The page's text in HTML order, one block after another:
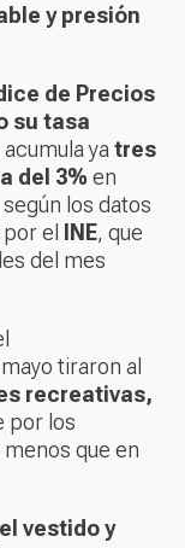
y presión
de Precios
su tasa
acumula ya tres
del 3% en
los datos
el
INE, que
del mes
tiraron al
recreativas,
por los
que en
vestido y